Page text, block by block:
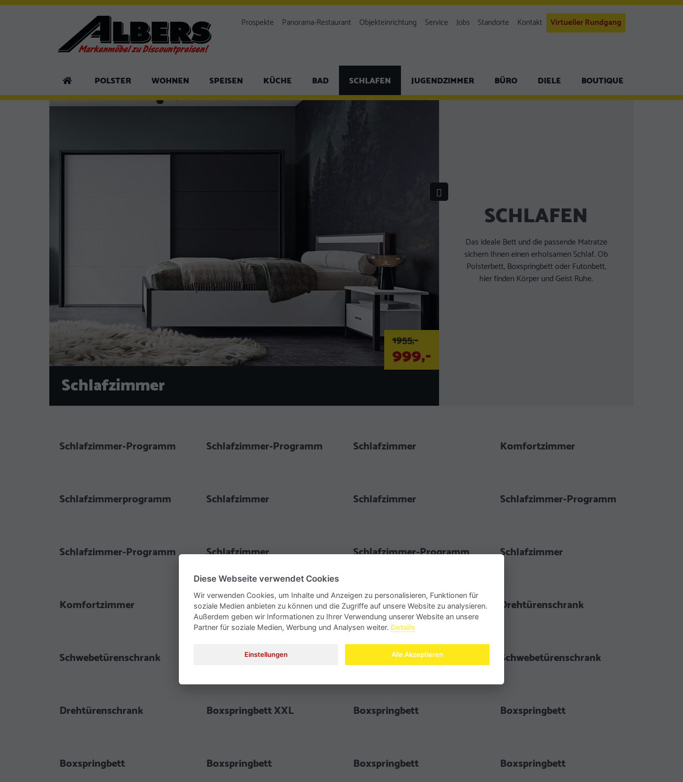
Prospekte Panorama-Restaurant Objekteinrichtung Service Jobs Standorte Kontakt Virtueller Rundgang
POLSTER WOHNEN SPEISEN KÜCHE BAD SCHLAFEN JUGENDZIMMER BÜRO DIELE BOUTIQUE
SCHLAFEN
Das ideale Bett und die passende Matratze
sichern Ihnen einen erholsamen Schlaf. Ob
Polsterbett, Boxspringbett oder Futonbett,
hier finden Körper und Geist Ruhe.
Schlafzimmer
1955,-
999,-
Schlafzimmer-Programm Schlafzimmer-Programm Schlafzimmer Komfortzimmer
Schlafzimmerprogramm Schlafzimmer Schlafzimmer Schlafzimmer-Programm
Schlafzimmer-Programm Schlafzimmer Schlafzimmer-Programm Schlafzimmer
Komfortzimmer Drehtürenschrank Schwebetürenschrank Drehtürenschrank
Schwebetürenschrank Schwebetürenschrank Kleiderschrank Schwebetürenschrank
Drehtürenschrank Boxspringbett XXL Boxspringbett Boxspringbett
Boxspringbett Boxspringbett Boxspringbett Boxspringbett
Diese Webseite verwendet Cookies
Wir verwenden Cookies, um Inhalte und Anzeigen zu personalisieren, Funktionen für
soziale Medien anbieten zu können und die Zugriffe auf unsere Website zu analysieren.
Außerdem geben wir Informationen zu Ihrer Verwendung unserer Website an unsere
Partner für soziale Medien, Werbung und Analysen weiter. Details
Einstellungen Alle Akzeptieren